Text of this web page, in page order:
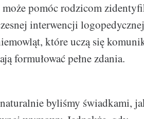
pomóc rodzicom
interwencji
które uczą się
formułować pełne zdania.
byliśmy świadkami,